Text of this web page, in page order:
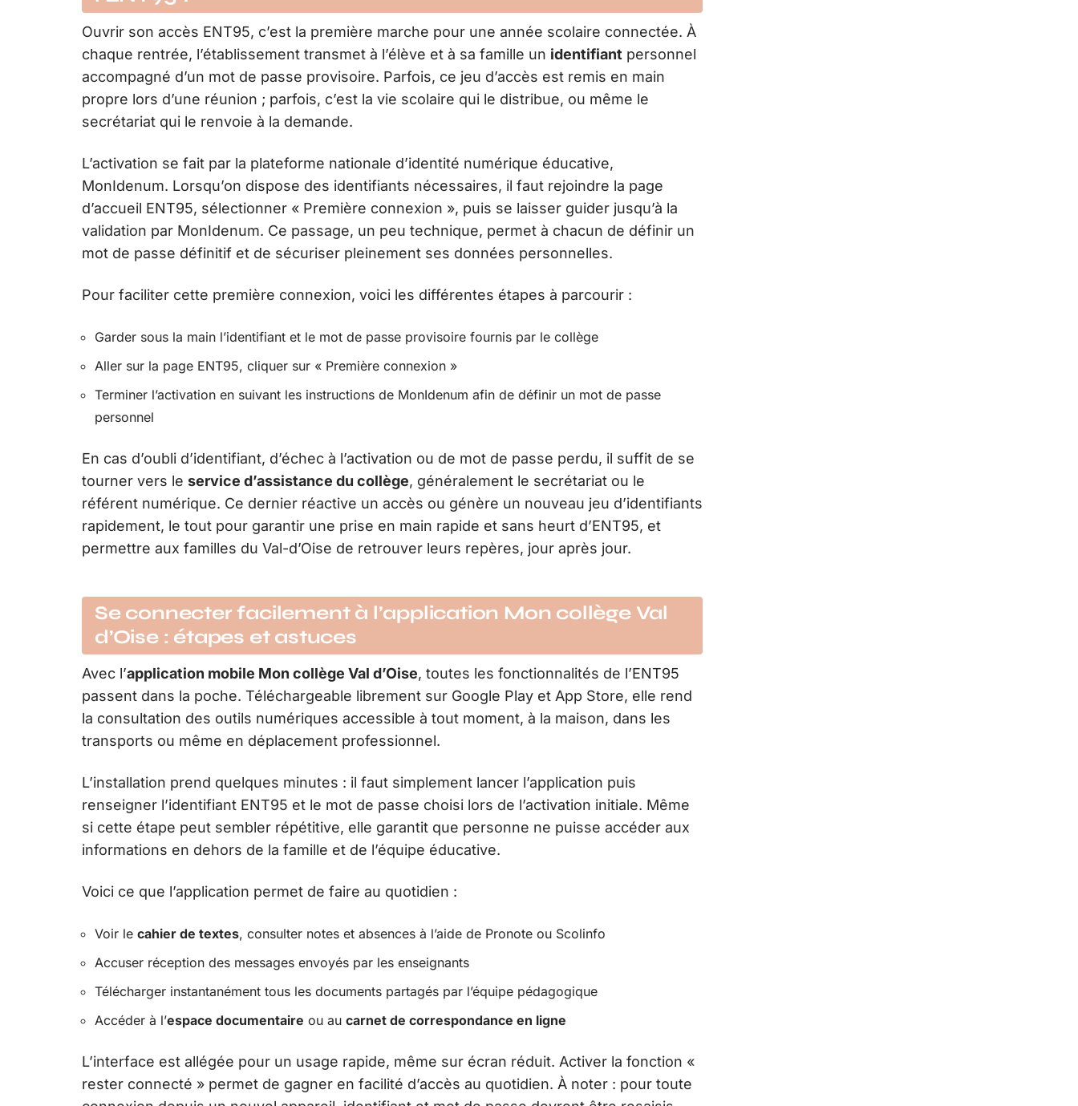
Ouvrir son accès ENT95, c’est la première marche pour une année scolaire connectée. À
chaque rentrée, l’établissement transmet à l’élève et à sa famille un identifiant personnel
accompagné d’un mot de passe provisoire. Parfois, ce jeu d’accès est remis en main
propre lors d’une réunion ; parfois, c’est la vie scolaire qui le distribue, ou même le
secrétariat qui le renvoie à la demande.
L’activation se fait par la plateforme nationale d’identité numérique éducative,
MonIdenum. Lorsqu’on dispose des identifiants nécessaires, il faut rejoindre la page
d’accueil ENT95, sélectionner « Première connexion », puis se laisser guider jusqu’à la
validation par MonIdenum. Ce passage, un peu technique, permet à chacun de définir un
mot de passe définitif et de sécuriser pleinement ses données personnelles.
Pour faciliter cette première connexion, voici les différentes étapes à parcourir :
Garder sous la main l’identifiant et le mot de passe provisoire fournis par le collège
Aller sur la page ENT95, cliquer sur « Première connexion »
Terminer l’activation en suivant les instructions de MonIdenum afin de définir un mot de passe
personnel
En cas d’oubli d’identifiant, d’échec à l’activation ou de mot de passe perdu, il suffit de se
tourner vers le service d’assistance du collège, généralement le secrétariat ou le
référent numérique. Ce dernier réactive un accès ou génère un nouveau jeu d’identifiants
rapidement, le tout pour garantir une prise en main rapide et sans heurt d’ENT95, et
permettre aux familles du Val-d’Oise de retrouver leurs repères, jour après jour.
Se connecter facilement à l’application Mon collège Val
d’Oise : étapes et astuces
Avec l’application mobile Mon collège Val d’Oise, toutes les fonctionnalités de l’ENT95
passent dans la poche. Téléchargeable librement sur Google Play et App Store, elle rend
la consultation des outils numériques accessible à tout moment, à la maison, dans les
transports ou même en déplacement professionnel.
L’installation prend quelques minutes : il faut simplement lancer l’application puis
renseigner l’identifiant ENT95 et le mot de passe choisi lors de l’activation initiale. Même
si cette étape peut sembler répétitive, elle garantit que personne ne puisse accéder aux
informations en dehors de la famille et de l’équipe éducative.
Voici ce que l’application permet de faire au quotidien :
Voir le cahier de textes, consulter notes et absences à l’aide de Pronote ou Scolinfo
Accuser réception des messages envoyés par les enseignants
Télécharger instantanément tous les documents partagés par l’équipe pédagogique
Accéder à l’espace documentaire ou au carnet de correspondance en ligne
L’interface est allégée pour un usage rapide, même sur écran réduit. Activer la fonction «
rester connecté » permet de gagner en facilité d’accès au quotidien. À noter : pour toute